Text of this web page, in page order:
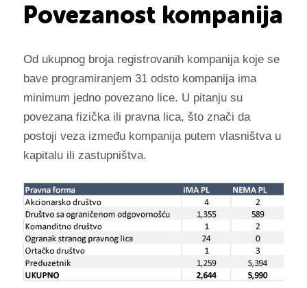
Povezanost kompanija
Od ukupnog broja registrovanih kompanija koje se
bave programiranjem 31 odsto kompanija ima
minimum jedno povezano lice. U pitanju su
povezana fizička ili pravna lica, što znači da
postoji veza između kompanija putem vlasništva u
kapitalu ili zastupništva.